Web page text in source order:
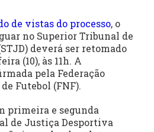
de vistas do processo, o
no Superior Tribunal de
deverá ser retomado
(10), às 11h. A
pela Federação
Futebol (FNF).
primeira e segunda
de Justiça Desportiva